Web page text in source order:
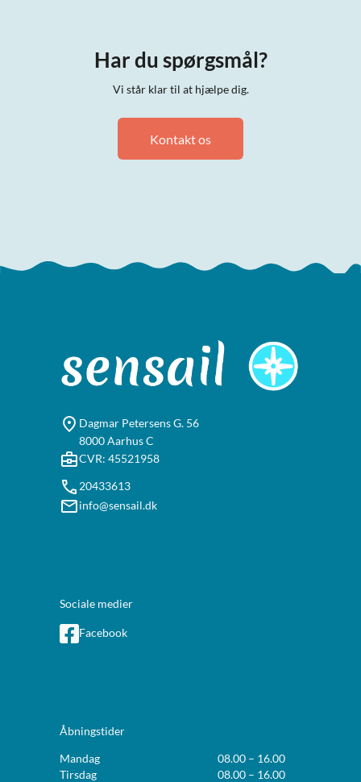
Har du spørgsmål?
Vi står klar til at hjælpe dig.
Kontakt os
Dagmar Petersens G. 56
8000 Aarhus C
CVR: 45521958
20433613
info@sensail.dk
Sociale medier
Facebook
Åbningstider
Mandag
08.00 – 16.00
Tirsdag
08.00 – 16.00